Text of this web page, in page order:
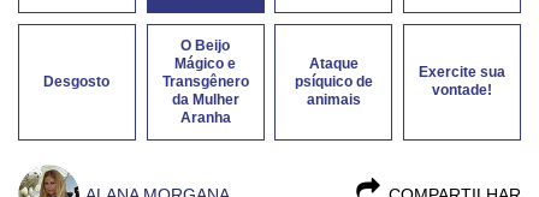
Desgosto
O Beijo
Mágico e
Transgênero
da Mulher
Aranha
Ataque
psíquico de
animais
Exercite sua
vontade!